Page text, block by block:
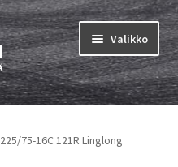
Valikko
225/75-16C 121R Linglong